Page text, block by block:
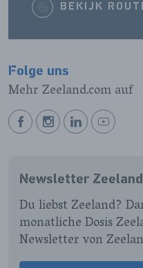
BEKIJK
Folge uns
Mehr Zeeland.com auf
BEKIJK
PAGINA
BEKIJK
PAGINA
BEKIJK
PAGINA
BEKIJK
PAGINA
Newsletter
Du liebst Zeeland?
monatliche Dosis
Newsletter von